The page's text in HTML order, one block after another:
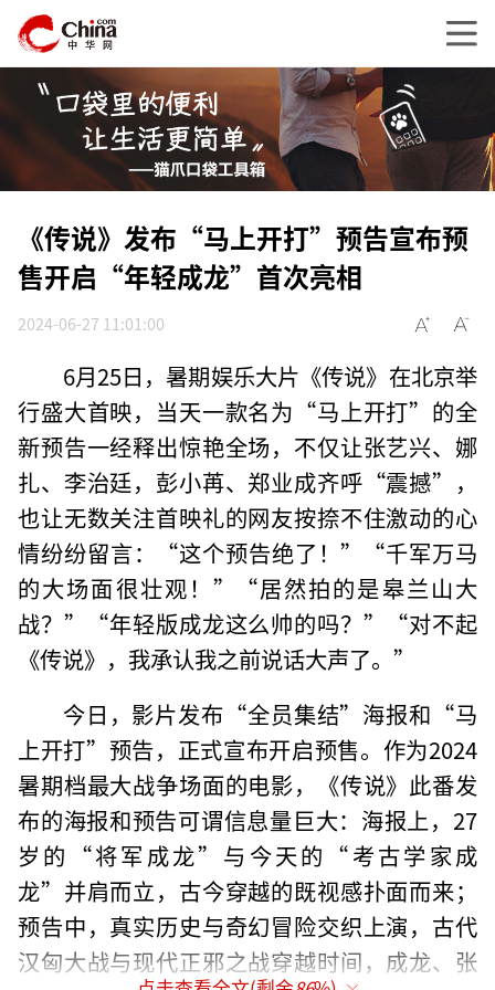
《传说》发布“马上开打”预告宣布预
售开启“年轻成龙”首次亮相
2024-06-27 11:01:00
6月25日，暑期娱乐大片《传说》在北京举
行盛大首映，当天一款名为“马上开打”的全
新预告一经释出惊艳全场，不仅让张艺兴、娜
扎、李治廷，彭小苒、郑业成齐呼“震撼”，
也让无数关注首映礼的网友按捺不住激动的心
情纷纷留言：“这个预告绝了！”“千军万马
的大场面很壮观！”“居然拍的是皋兰山大
战？”“年轻版成龙这么帅的吗？”“对不起
《传说》，我承认我之前说话大声了。”
今日，影片发布“全员集结”海报和“马
上开打”预告，正式宣布开启预售。作为2024
暑期档最大战争场面的电影，《传说》此番发
布的海报和预告可谓信息量巨大：海报上，27
岁的“将军成龙”与今天的“考古学家成
龙”并肩而立，古今穿越的既视感扑面而来；
预告中，真实历史与奇幻冒险交织上演，古代
汉匈大战与现代正邪之战穿越时间，成龙、张